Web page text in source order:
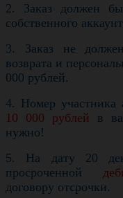
2. Заказ должен
собственного
3. Заказ не
возврата и
000 рублей.
4. Номер участника
10 000 рублей в
нужно!
5. На дату 20
просроченной
договору отсрочки.